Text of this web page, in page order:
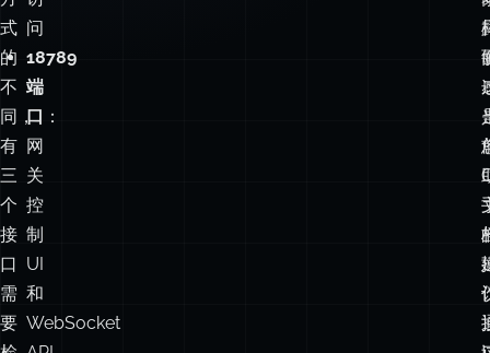
暴
露
方
式
的
不
同，
有
三
个
接
口
的
访
问
18789
端
口
网
关
控
制
UI